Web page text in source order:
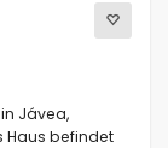
Jávea,
Haus befindet